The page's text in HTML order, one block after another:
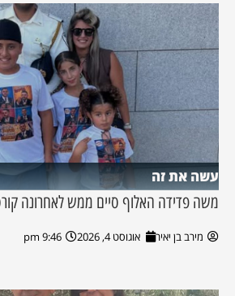
עשה את זה
משה פדידה האלוף סיים ממש לאחרונה
מירב בן יאיר אוגוסט 4, 2026 9:46 pm